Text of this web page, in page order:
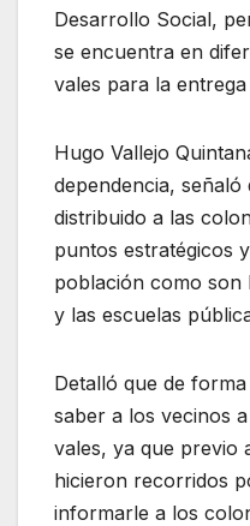
Desarrollo Social,
se encuentra en
vales para la
Hugo Vallejo
dependencia,
distribuido a las
puntos estratégicos
población como son
y las escuelas
Detalló que de
saber a los vecinos
vales, ya que previo
hicieron recorridos
informarle a los